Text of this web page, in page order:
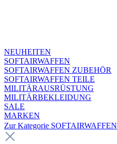
NEUHEITEN
SOFTAIRWAFFEN
SOFTAIRWAFFEN ZUBEHÖR
SOFTAIRWAFFEN TEILE
MILITÄRAUSRÜSTUNG
MILITÄRBEKLEIDUNG
SALE
MARKEN
Zur Kategorie SOFTAIRWAFFEN